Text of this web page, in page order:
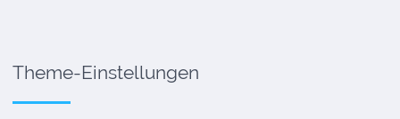
Theme-Einstellungen